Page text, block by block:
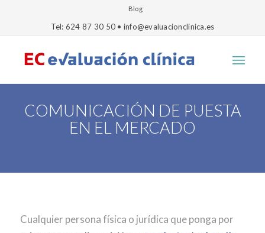
Blog
Tel: 624 87 30 50 • info@evaluacionclinica.es
COMUNICACIÓN DE PUESTA
EN EL MERCADO
Cualquier persona física o jurídica que ponga por